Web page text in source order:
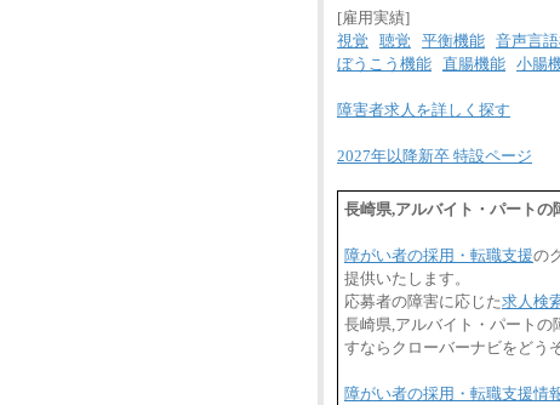
[雇用実績]
視覚
聴覚 平衡機能 音声言
ぼうこう機能 直腸機能 小腸
障害者求人を詳しく探す
2027年以降新卒 特設ページ
長崎県,アルバイト・パートの
障がい者の採用・転職支援の
提供いたします。
応募者の障害に応じた求人検
長崎県,アルバイト・パート
すならクローバーナビをどうぞ
障がい者の採用・転職支援情